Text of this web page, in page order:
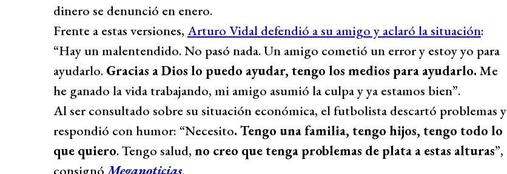
dinero se denunció en enero.
Frente a estas versiones, Arturo Vidal defendió a su amigo y aclaró la situación:
“Hay un malentendido. No pasó nada. Un amigo cometió un error y estoy yo para
ayudarlo. Gracias a Dios lo puedo ayudar, tengo los medios para ayudarlo. Me
he ganado la vida trabajando, mi amigo asumió la culpa y ya estamos bien”.
Al ser consultado sobre su situación económica, el futbolista descartó problemas y
respondió con humor: “Necesito. Tengo una familia, tengo hijos, tengo todo lo
que quiero. Tengo salud, no creo que tenga problemas de plata a estas alturas”,
consignóMeganoticias.